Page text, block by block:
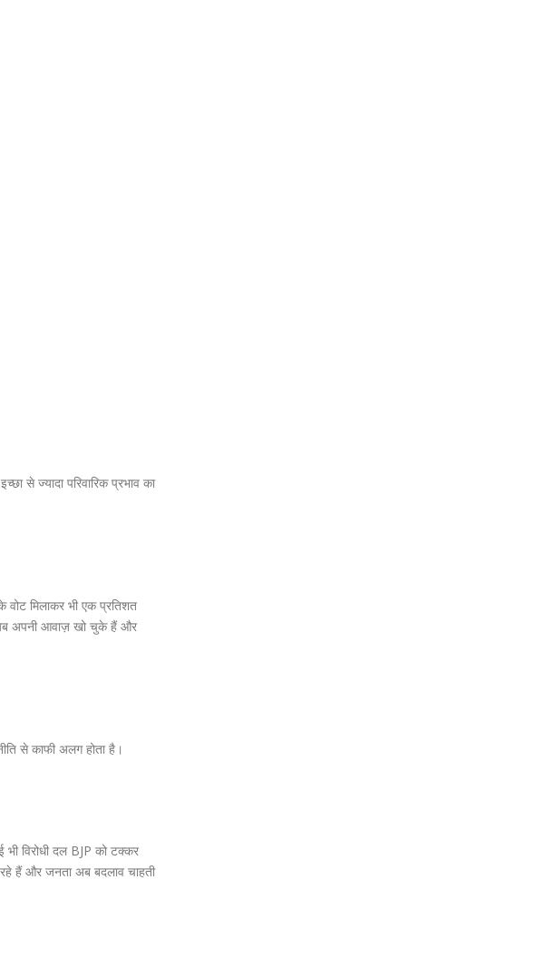
से ज्यादा परिवारिक प्रभाव का
वोट मिलाकर भी एक प्रतिशत
अब अपनी आवाज़ खो चुके हैं और
से काफी अलग होता है।
विरोधी दल BJP को टक्कर
हैं और जनता अब बदलाव चाहती